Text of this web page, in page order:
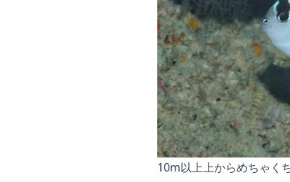
10m以上上からめちゃく